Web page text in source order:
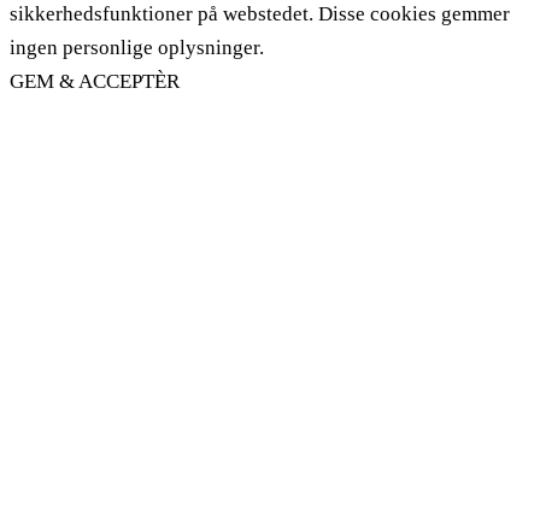
sikkerhedsfunktioner på webstedet. Disse cookies gemmer
ingen personlige oplysninger.
GEM & ACCEPTÈR